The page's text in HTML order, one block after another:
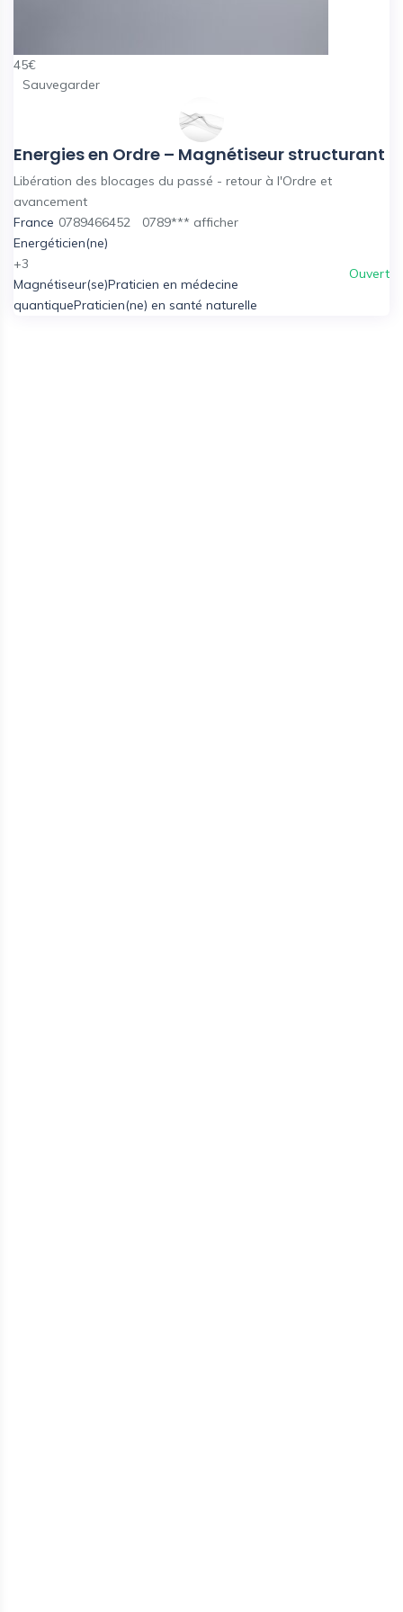
45€
Sauvegarder
Energies en Ordre – Magnétiseur structurant
Libération des blocages du passé - retour à l'Ordre et
avancement
France 0789466452 0789*** afficher
Energéticien(ne)
+3
Magnétiseur(se)Praticien en médecine
quantiquePraticien(ne) en santé naturelle
Ouvert